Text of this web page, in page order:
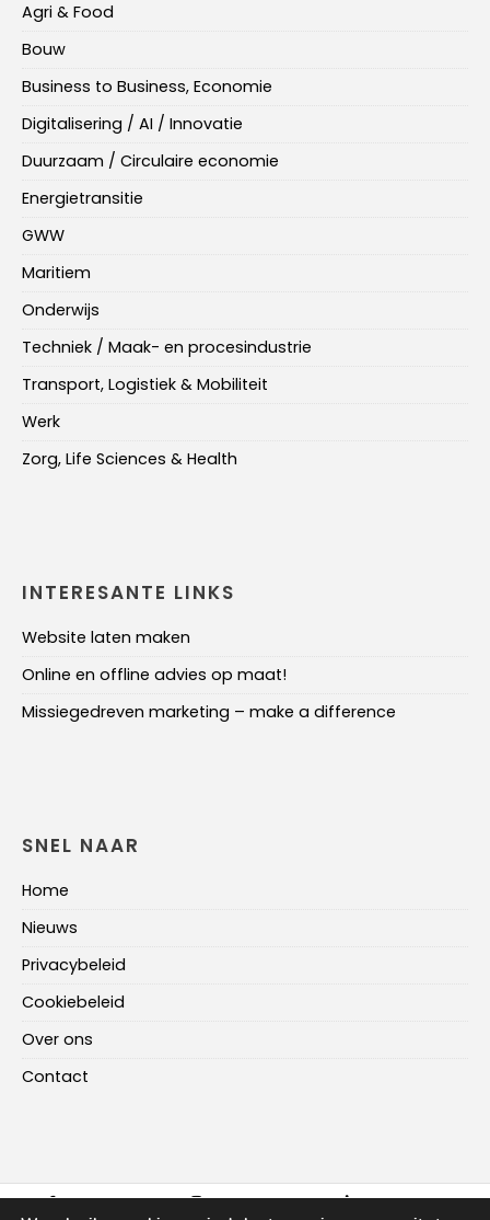
Agri & Food
Bouw
Business to Business, Economie
Digitalisering / AI / Innovatie
Duurzaam / Circulaire economie
Energietransitie
GWW
Maritiem
Onderwijs
Techniek / Maak- en procesindustrie
Transport, Logistiek & Mobiliteit
Werk
Zorg, Life Sciences & Health
INTERESANTE LINKS
Website laten maken
Online en offline advies op maat!
Missiegedreven marketing – make a difference
SNEL NAAR
Home
Nieuws
Privacybeleid
Cookiebeleid
Over ons
Contact
FACEBOOK INSTAGRAM LINKEDIN